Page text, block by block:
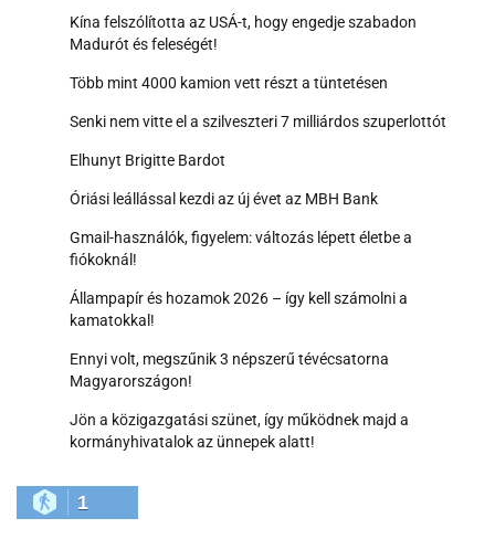
Kína felszólította az USÁ-t, hogy engedje szabadon
Madurót és feleségét!
Több mint 4000 kamion vett részt a tüntetésen
Senki nem vitte el a szilveszteri 7 milliárdos szuperlottót
Elhunyt Brigitte Bardot
Óriási leállással kezdi az új évet az MBH Bank
Gmail-használók, figyelem: változás lépett életbe a
fiókoknál!
Állampapír és hozamok 2026 – így kell számolni a
kamatokkal!
Ennyi volt, megszűnik 3 népszerű tévécsatorna
Magyarországon!
Jön a közigazgatási szünet, így működnek majd a
kormányhivatalok az ünnepek alatt!
1